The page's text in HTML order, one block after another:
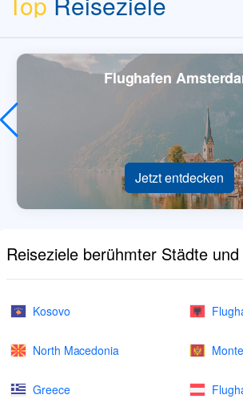
Flughafen
Jetzt entdecken
Reiseziele berühmter Städte
Kosovo
North Macedonia
Greece